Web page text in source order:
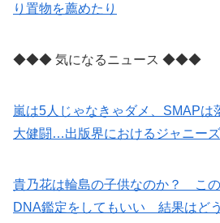
り置物を薦めたり
◆◆◆ 気になるニュース ◆◆◆
嵐は5人じゃなきゃダメ、SMAPは
大健闘…出版界におけるジャニー
貴乃花は輪島の子供なのか？ こ
DNA鑑定をしてもいい 結果はど